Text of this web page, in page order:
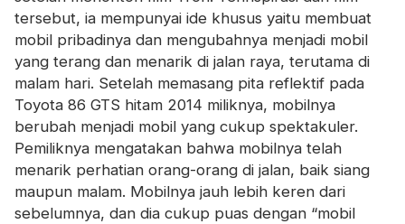
tersebut, ia mempunyai ide khusus yaitu membuat
mobil pribadinya dan mengubahnya menjadi mobil
yang terang dan menarik di jalan raya, terutama di
malam hari. Setelah memasang pita reflektif pada
Toyota 86 GTS hitam 2014 miliknya, mobilnya
berubah menjadi mobil yang cukup spektakuler.
Pemiliknya mengatakan bahwa mobilnya telah
menarik perhatian orang-orang di jalan, baik siang
maupun malam. Mobilnya jauh lebih keren dari
sebelumnya, dan dia cukup puas dengan “mobil